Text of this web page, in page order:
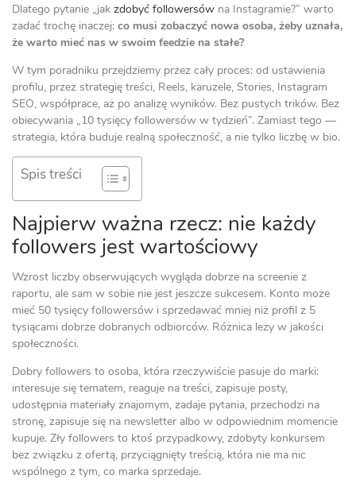
Dlatego pytanie „jak zdobyć followersów na Instagramie?” warto
zadać trochę inaczej: co musi zobaczyć nowa osoba, żeby uznała,
że warto mieć nas w swoim feedzie na stałe?
W tym poradniku przejdziemy przez cały proces: od ustawienia
profilu, przez strategię treści, Reels, karuzele, Stories, Instagram
SEO, współprace, aż po analizę wyników. Bez pustych trików. Bez
obiecywania „10 tysięcy followersów w tydzień”. Zamiast tego —
strategia, która buduje realną społeczność, a nie tylko liczbę w bio.
Spis treści
Najpierw ważna rzecz: nie każdy
followers jest wartościowy
Wzrost liczby obserwujących wygląda dobrze na screenie z
raportu, ale sam w sobie nie jest jeszcze sukcesem. Konto może
mieć 50 tysięcy followersów i sprzedawać mniej niż profil z 5
tysiącami dobrze dobranych odbiorców. Różnica leży w jakości
społeczności.
Dobry followers to osoba, która rzeczywiście pasuje do marki:
interesuje się tematem, reaguje na treści, zapisuje posty,
udostępnia materiały znajomym, zadaje pytania, przechodzi na
stronę, zapisuje się na newsletter albo w odpowiednim momencie
kupuje. Zły followers to ktoś przypadkowy, zdobyty konkursem
bez związku z ofertą, przyciągnięty treścią, która nie ma nic
wspólnego z tym, co marka sprzedaje.